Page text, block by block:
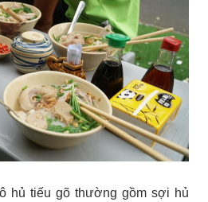
hủ tiếu gõ thường gồm sợi hủ